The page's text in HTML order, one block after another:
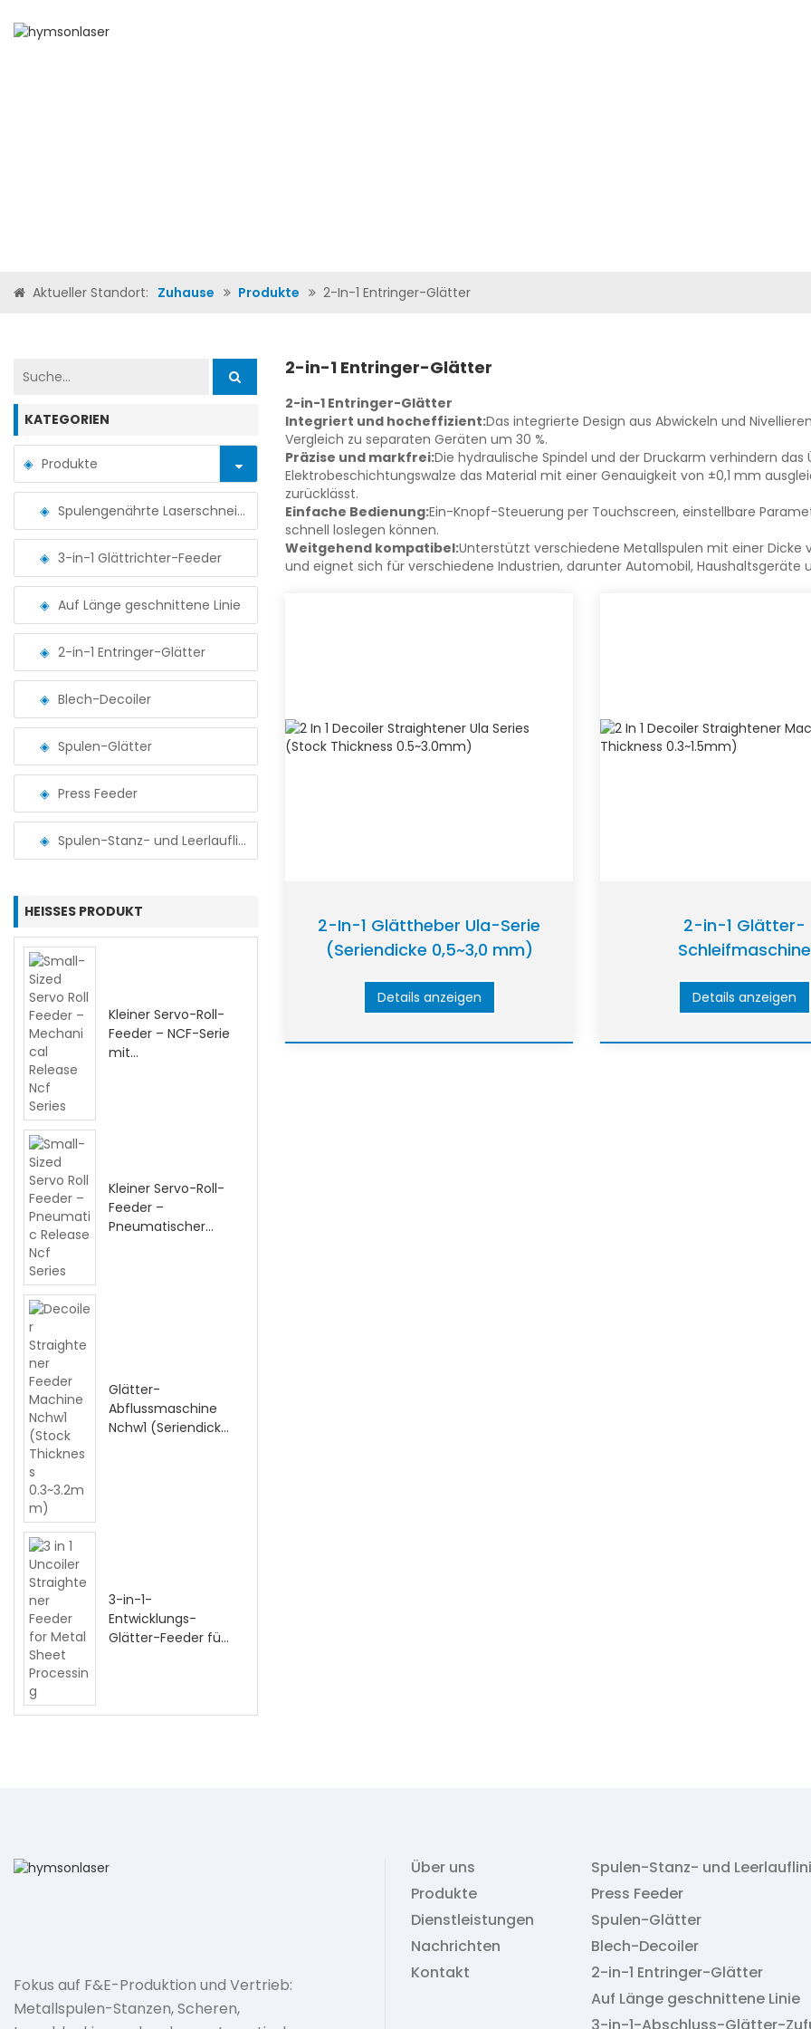
Aktueller Standort: Zuhause Produkte 2-In-1 Entringer-Glätter
2-in-1 Entringer-Glätter
2-in-1 Entringer-Glätter
Integriert und hocheffizient:Das integrierte Design aus Abwickeln und
Vergleich zu separaten Geräten um 30 %.
Präzise und markfrei:Die hydraulische Spindel und der Druckarm verhindern
Elektrobeschichtungswalze das Material mit einer Genauigkeit von ±0,1 mm
zurücklässt.
Einfache Bedienung:Ein-Knopf-Steuerung per Touchscreen, einstellbare
schnell loslegen können.
Weitgehend kompatibel:Unterstützt verschiedene Metallspulen mit einer
und eignet sich für verschiedene Industrien, darunter Automobil, Haushaltsgeräte
2-In-1 Glättheber Ula-Serie
(Seriendicke 0,5~3,0 mm)
Details anzeigen
2-in-1 Glätter-
Schleifmaschine
Details anzeigen
KATEGORIEN
Produkte
Spulengenährte Laserschneidemaschine
3-in-1 Glättrichter-Feeder
Auf Länge geschnittene Linie
2-in-1 Entringer-Glätter
Blech-Decoiler
Spulen-Glätter
Press Feeder
Spulen-Stanz- und Leerlauflinie
HEISSES PRODUKT
Kleiner Servo-Roll-
Feeder – NCF-Serie
mit
Kleiner Servo-Roll-
Feeder –
Pneumatischer
Glätter-
Abflussmaschine
Nchw1 (Seriendicke
3-in-1-
Entwicklungs-
Glätter-Feeder für
Fokus auf F&E-Produktion und Vertrieb:
Metallspulen-Stanzen, Scheren,
Über uns
Produkte
Dienstleistungen
Nachrichten
Kontakt
Spulen-Stanz- und
Press Feeder
Spulen-Glätter
Blech-Decoiler
2-in-1 Entringer-Glätter
Auf Länge geschnittene Linie